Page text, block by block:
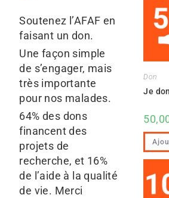
Soutenez l’AFAF en
faisant un don.
Une façon simple
de s’engager, mais
très importante
pour nos malades.
64% des dons
financent des
projets de
recherche, et 16%
de l’aide à la qualité
de vie. Merci
Don
Je